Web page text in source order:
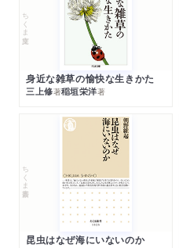
ちくま文庫
身近な雑草の愉快な生きかた
三上修著稲垣栄洋著
ちくま新書
昆虫はなぜ海にいないのか